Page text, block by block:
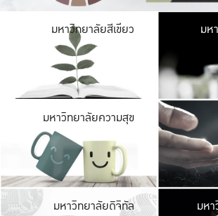
มหาวิทยาลัยสีเขียว มห
มหาวิทยาลัยความสุข
มหาวิทยาลัยดิจิทัล มห